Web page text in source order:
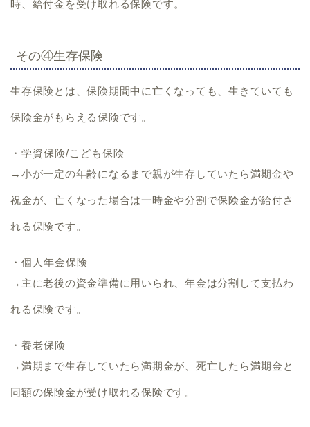
時、給付金を受け取れる保険です。
その④生存保険
生存保険とは、保険期間中に亡くなっても、生きていても
保険金がもらえる保険です 。
・学資保険/こども保険
→小が一定の年齢になるまで親が生存していたら満期金や
祝金が、亡くなった場合は一時金や分割で保険金が給付さ
れる保険です。
・個人年金保険
→主に老後の資金準備に用いられ、年金は分割して支払わ
れる保険です。
・養老保険
→満期まで生存していたら満期金が、死亡したら満期金と
同額の保険金が受け取れる保険です。